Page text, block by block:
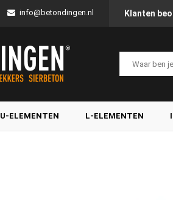
info@betondingen.nl Klanten
U-ELEMENTEN L-ELEMENTEN